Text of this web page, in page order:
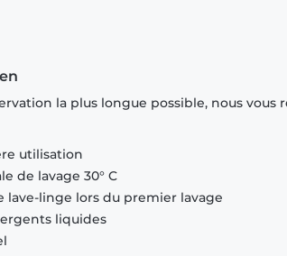
la plus longue possible, nous
utilisation
de lavage 30° C
lave-linge lors du premier lavage
liquides